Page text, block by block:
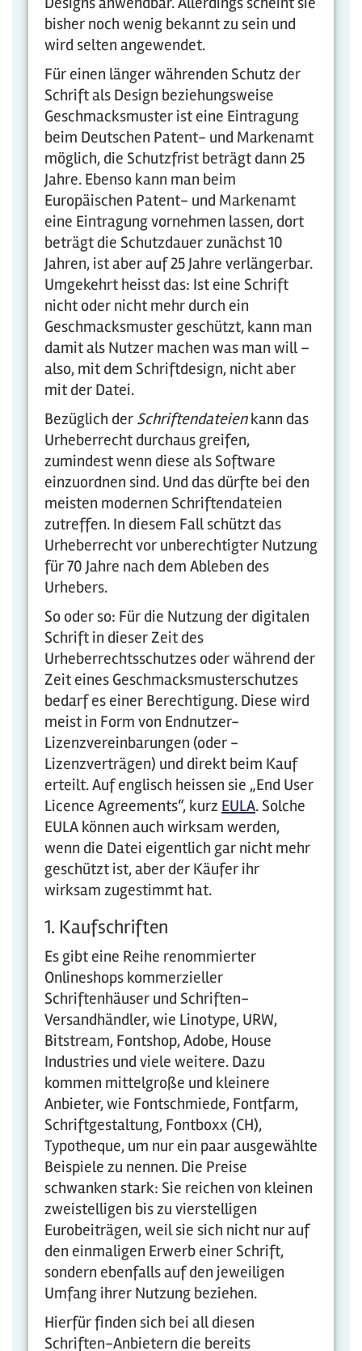
bisher noch wenig bekannt zu sein und
wird selten angewendet.
Für einen länger währenden Schutz der
Schrift als Design beziehungsweise
Geschmacksmuster ist eine Eintragung
beim Deutschen Patent- und Markenamt
möglich, die Schutzfrist beträgt dann 25
Jahre. Ebenso kann man beim
Europäischen Patent- und Markenamt
eine Eintragung vornehmen lassen, dort
beträgt die Schutzdauer zunächst 10
Jahren, ist aber auf 25 Jahre verlängerbar.
Umgekehrt heisst das: Ist eine Schrift
nicht oder nicht mehr durch ein
Geschmacksmuster geschützt, kann man
damit als Nutzer machen was man will –
also, mit dem Schriftdesign, nicht aber
mit der Datei.
Bezüglich der Schriftendateienkann das
Urheberrecht durchaus greifen,
zumindest wenn diese als Software
einzuordnen sind. Und das dürfte bei den
meisten modernen Schriftendateien
zutreffen. In diesem Fall schützt das
Urheberrecht vor unberechtigter Nutzung
für 70 Jahre nach dem Ableben des
Urhebers.
So oder so: Für die Nutzung der digitalen
Schrift in dieser Zeit des
Urheberrechtsschutzes oder während der
Zeit eines Geschmacksmusterschutzes
bedarf es einer Berechtigung. Diese wird
meist in Form von Endnutzer-
Lizenzvereinbarungen (oder -
Lizenzverträgen) und direkt beim Kauf
erteilt. Auf englisch heissen sie „End User
Licence Agreements“, kurz EULA. Solche
EULA können auch wirksam werden,
wenn die Datei eigentlich gar nicht mehr
geschützt ist, aber der Käufer ihr
wirksam zugestimmt hat.
1. Kaufschriften
Es gibt eine Reihe renommierter
Onlineshops kommerzieller
Schriftenhäuser und Schriften-
Versandhändler, wie Linotype, URW,
Bitstream, Fontshop, Adobe, House
Industries und viele weitere. Dazu
kommen mittelgroße und kleinere
Anbieter, wie Fontschmiede, Fontfarm,
Schriftgestaltung, Fontboxx (CH),
Typotheque, um nur ein paar ausgewählte
Beispiele zu nennen. Die Preise
schwanken stark: Sie reichen von kleinen
zweistelligen bis zu vierstelligen
Eurobeiträgen, weil sie sich nicht nur auf
den einmaligen Erwerb einer Schrift,
sondern ebenfalls auf den jeweiligen
Umfang ihrer Nutzung beziehen.
Hierfür finden sich bei all diesen
Schriften-Anbietern die bereits